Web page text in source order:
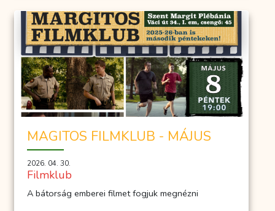
MAGITOS FILMKLUB - MÁJUS
2026. 04. 30.
Filmklub
A bátorság emberei filmet fogjuk megnézni